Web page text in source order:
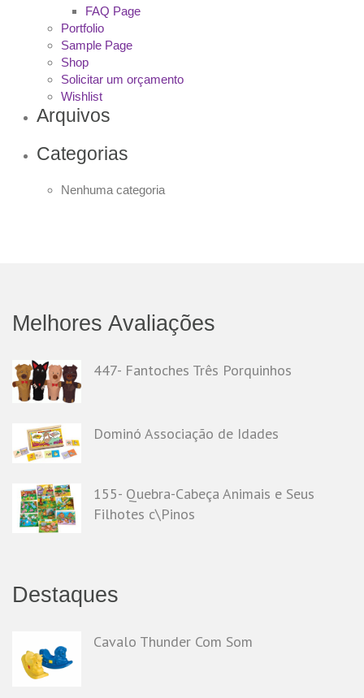
FAQ Page
Portfolio
Sample Page
Shop
Solicitar um orçamento
Wishlist
Arquivos
Categorias
Nenhuma categoria
Melhores Avaliações
447- Fantoches Três Porquinhos
Dominó Associação de Idades
155- Quebra-Cabeça Animais e Seus
Filhotes c\Pinos
Destaques
Cavalo Thunder Com Som